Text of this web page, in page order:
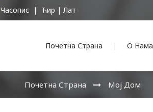
Часопис | Ћир |Лат
Почетна Страна О Нама
Почетна Страна Мој Дом